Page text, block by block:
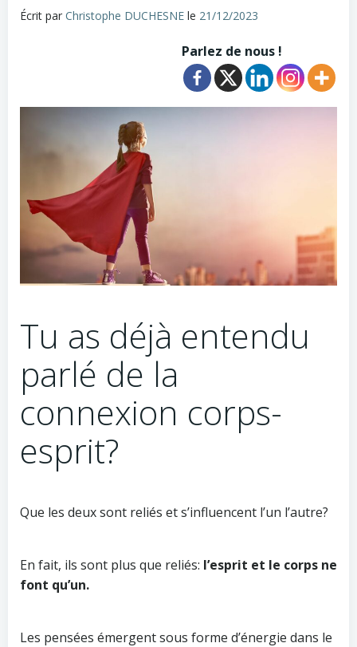
Écrit par Christophe DUCHESNE le 21/12/2023
Parlez de nous !
Tu as déjà entendu
parlé de la
connexion corps-
esprit?
Que les deux sont reliés et s’influencent l’un l’autre?
En fait, ils sont plus que reliés: l’esprit et le corps ne
font qu’un.
Les pensées émergent sous forme d’énergie dans le